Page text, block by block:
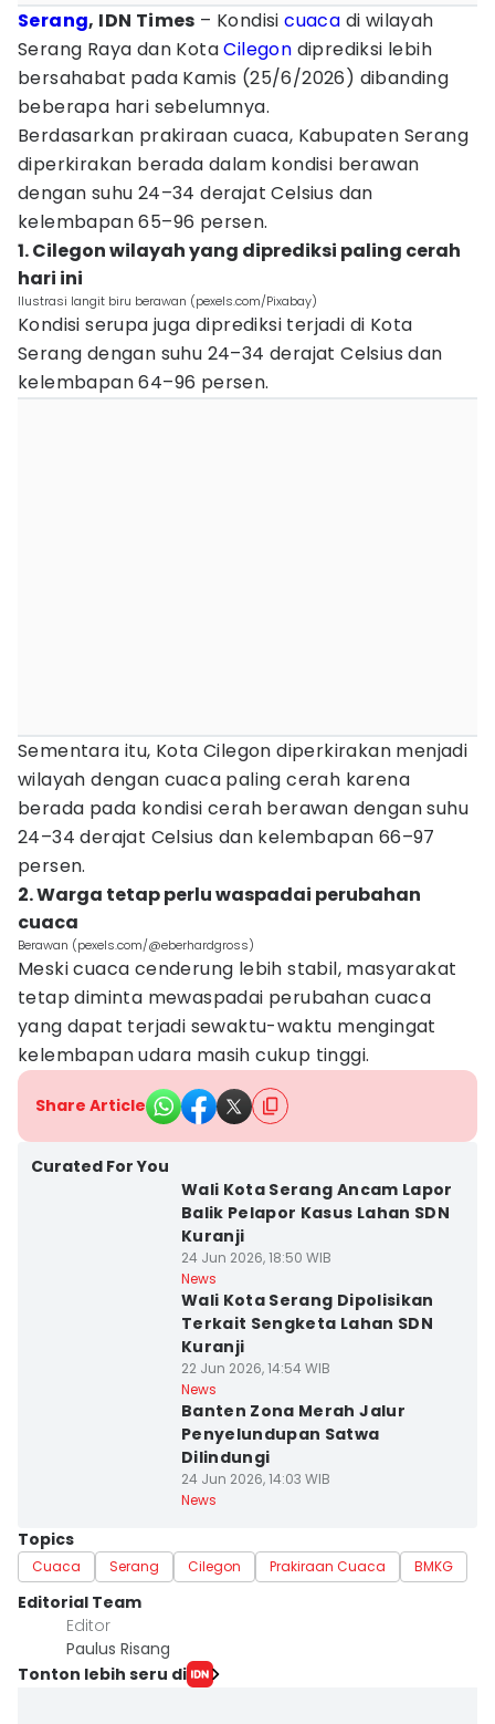
Serang, IDN Times – Kondisicuaca di wilayah
Serang Raya dan KotaCilegon diprediksi lebih
bersahabat pada Kamis (25/6/2026) dibanding
beberapa hari sebelumnya.
Berdasarkan prakiraan cuaca, Kabupaten Serang
diperkirakan berada dalam kondisi berawan
dengan suhu 24–34 derajat Celsius dan
kelembapan 65–96 persen.
1. Cilegon wilayah yang diprediksi paling cerah
hari ini
Ilustrasi langit biru berawan (pexels.com/Pixabay)
Kondisi serupa juga diprediksi terjadi di Kota
Serang dengan suhu 24–34 derajat Celsius dan
kelembapan 64–96 persen.
Sementara itu, Kota Cilegon diperkirakan menjadi
wilayah dengan cuaca paling cerah karena
berada pada kondisi cerah berawan dengan suhu
24–34 derajat Celsius dan kelembapan 66–97
persen.
2. Warga tetap perlu waspadai perubahan
cuaca
Berawan (pexels.com/@eberhardgross)
Meski cuaca cenderung lebih stabil, masyarakat
tetap diminta mewaspadai perubahan cuaca
yang dapat terjadi sewaktu-waktu mengingat
kelembapan udara masih cukup tinggi.
Share Article
Curated For You
Wali Kota Serang Ancam Lapor
Balik Pelapor Kasus Lahan SDN
Kuranji
24 Jun 2026, 18:50 WIB
News
Wali Kota Serang Dipolisikan
Terkait Sengketa Lahan SDN
Kuranji
22 Jun 2026, 14:54 WIB
News
Banten Zona Merah Jalur
Penyelundupan Satwa
Dilindungi
24 Jun 2026, 14:03 WIB
News
Topics
Cuaca Serang Cilegon Prakiraan Cuaca BMKG
Editorial Team
Editor
Paulus Risang
Tonton lebih seru di